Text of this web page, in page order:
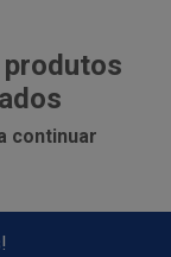
continuar